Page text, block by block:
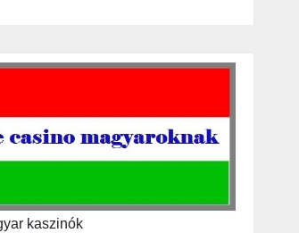
kaszinók